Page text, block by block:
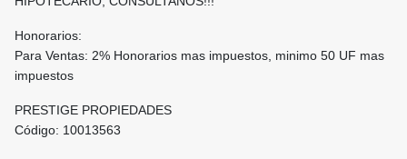
Honorarios:
Para Ventas: 2% Honorarios mas impuestos, minimo 50 UF mas
impuestos
PRESTIGE PROPIEDADES
Código: 10013563